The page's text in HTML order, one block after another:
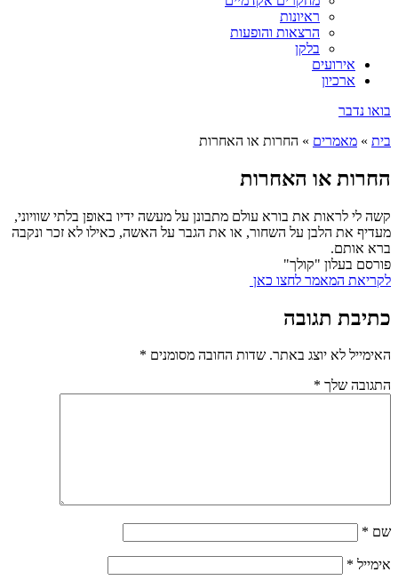
ראיונות
הרצאות והופעות
בלקן
אירועים
ארכיון
בואו נדבר
בית » מאמרים » החרות או האחרות
החרות או האחרות
קשה לי לראות את בורא עולם מתבונן על מעשה ידיו באופן בלתי שוויוני,
מעדיף את הלבן על השחור, או את הגבר על האשה, כאילו לא זכר ונקבה
ברא אותם.
פורסם בעלון "קולך"
לקריאת המאמר לחצו כאן
כתיבת תגובה
האימייל לא יוצג באתר. שדות החובה מסומנים *
התגובה שלך *
שם *
אימייל *